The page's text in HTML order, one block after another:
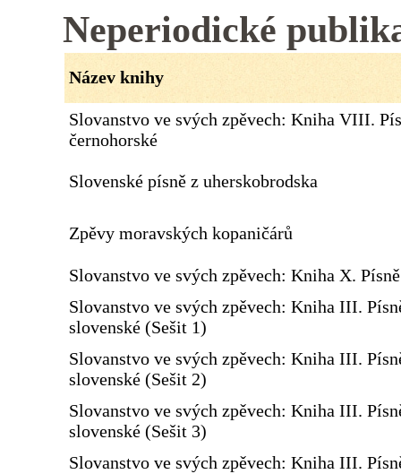
Neperiodické
Název knihy
Slovanstvo ve svých zpěvech: Kniha VIII.
černohorské
Slovenské písně z uherskobrodska
Zpěvy moravských kopaničárů
Slovanstvo ve svých zpěvech: Kniha X.
Slovanstvo ve svých zpěvech: Kniha III.
slovenské (Sešit 1)
Slovanstvo ve svých zpěvech: Kniha III.
slovenské (Sešit 2)
Slovanstvo ve svých zpěvech: Kniha III.
slovenské (Sešit 3)
Slovanstvo ve svých zpěvech: Kniha III.